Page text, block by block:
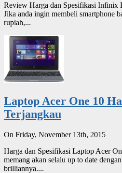
Review Harga dan Spesifikasi
Jika anda ingin membeli smartphone
rupiah,...
Laptop Acer One 10
Terjangkau
On Friday, November 13th, 2015
Harga dan Spesifikasi Laptop Acer
memang akan selalu up to date
brilliannya....